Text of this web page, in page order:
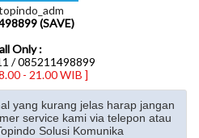
(SAVE)
Only :
/ 085211498899
- 21.00 WIB ]
yang kurang jelas harap jangan
service kami via telepon atau
Solusi Komunika